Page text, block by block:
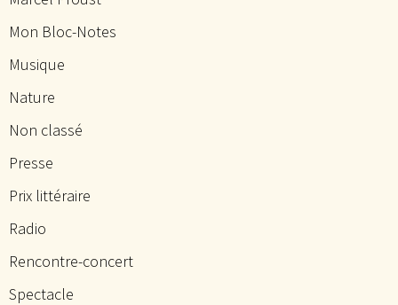
Mon Bloc-Notes
Musique
Nature
Non classé
Presse
Prix littéraire
Radio
Rencontre-concert
Spectacle